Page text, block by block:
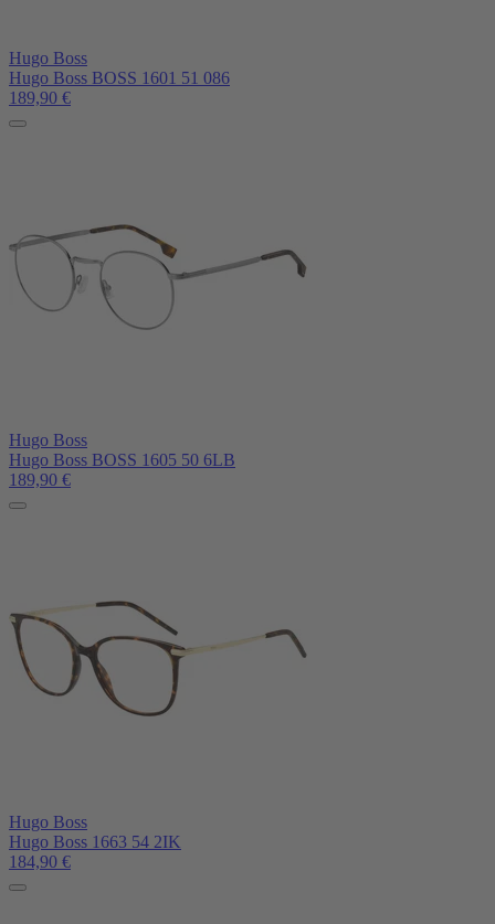
Hugo Boss
Hugo Boss BOSS 1601 51 086
189,90 €
Hugo Boss
Hugo Boss BOSS 1605 50 6LB
189,90 €
Hugo Boss
Hugo Boss 1663 54 2IK
184,90 €